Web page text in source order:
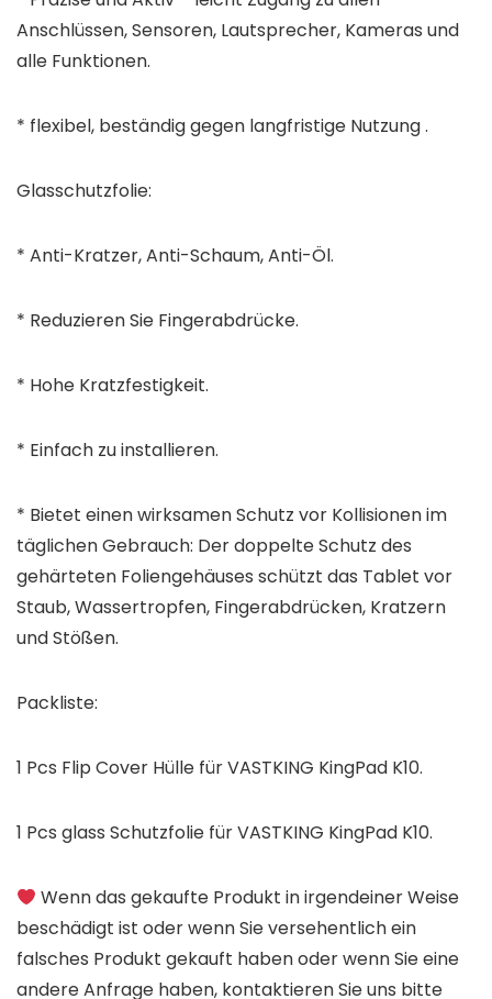
Anschlüssen, Sensoren, Lautsprecher, Kameras und
alle Funktionen.
* flexibel, beständig gegen langfristige Nutzung .
Glasschutzfolie:
* Anti-Kratzer, Anti-Schaum, Anti-Öl.
* Reduzieren Sie Fingerabdrücke.
* Hohe Kratzfestigkeit.
* Einfach zu installieren.
* Bietet einen wirksamen Schutz vor Kollisionen im
täglichen Gebrauch: Der doppelte Schutz des
gehärteten Foliengehäuses schützt das Tablet vor
Staub, Wassertropfen, Fingerabdrücken, Kratzern
und Stößen.
Packliste:
1 Pcs Flip Cover Hülle fürVASTKING KingPad K10.
1 Pcs glass Schutzfolie fürVASTKING KingPad K10.
Wenn das gekaufte Produkt in irgendeiner Weise
beschädigt ist oder wenn Sie versehentlich ein
falsches Produkt gekauft haben oder wenn Sie eine
andere Anfrage haben, kontaktieren Sie uns bitte